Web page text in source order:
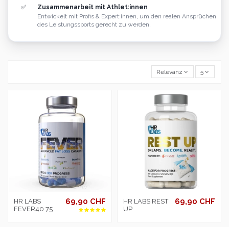
✅
Zusammenarbeit mit Athlet:innen
Entwickelt mit Profis & Expert:innen, um den realen Ansprüchen
des Leistungssports gerecht zu werden.
Relevanz 5
HR LABS
FEVER40 75
69,90 CHF
HR LABS REST
UP
69,90 CHF